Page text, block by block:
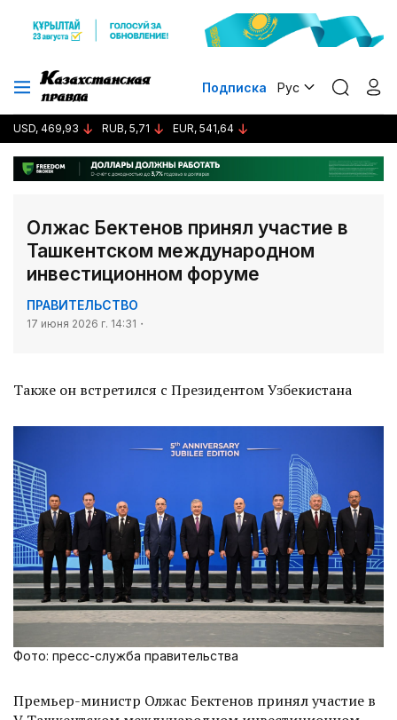
Подписка Рус
USD, 469,93 RUB, 5,71 EUR, 541,64
Олжас Бектенов принял участие в
Ташкентском международном
инвестиционном форуме
ПРАВИТЕЛЬСТВО
17 июня 2026 г. 14:31
Также он встретился с Президентом Узбекистана
Фото: пресс-служба правительства
Премьер-министр Олжас Бектенов принял участие в